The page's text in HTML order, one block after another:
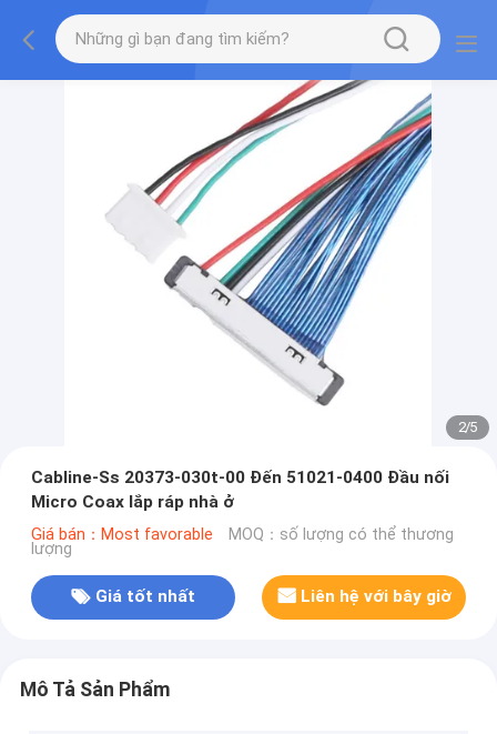
2/5
Cabline-Ss 20373-030t-00 Đến 51021-0400 Đầu nối
Micro Coax lắp ráp nhà ở
Giá bán：Most favorable MOQ：số lượng có thể thương
lượng
Giá tốt nhất Liên hệ với bây giờ
Mô Tả Sản Phẩm